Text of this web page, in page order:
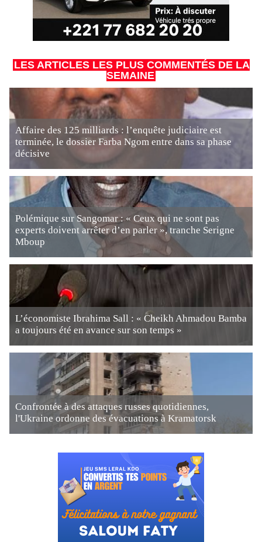
LES ARTICLES LES PLUS COMMENTÉS DE LA
SEMAINE
Affaire des 125 milliards : l’enquête judiciaire est
terminée, le dossier Farba Ngom entre dans sa phase
décisive
Polémique sur Sangomar : « Ceux qui ne sont pas
experts doivent arrêter d’en parler », tranche Serigne
Mboup
L’économiste Ibrahima Sall : « Cheikh Ahmadou Bamba
a toujours été en avance sur son temps »
Confrontée à des attaques russes quotidiennes,
l'Ukraine ordonne des évacuations à Kramatorsk